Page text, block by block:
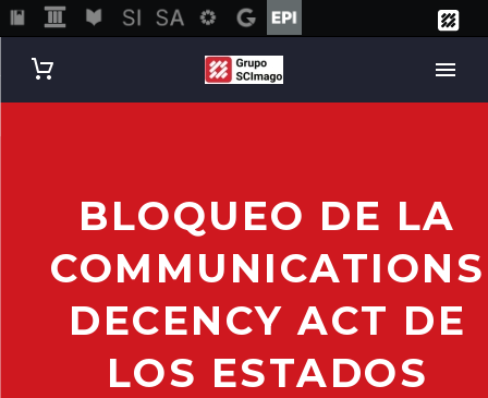
BLOQUEO DE LA
COMMUNICATIONS
DECENCY ACT DE
LOS ESTADOS